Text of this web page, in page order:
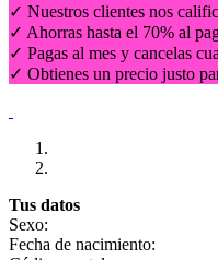
✓ Nuestros clientes nos
✓ Ahorras hasta el 70% al
✓ Pagas al mes y cancelas
✓ Obtienes un precio justo
Tus datos
Sexo:
Fecha de nacimiento: